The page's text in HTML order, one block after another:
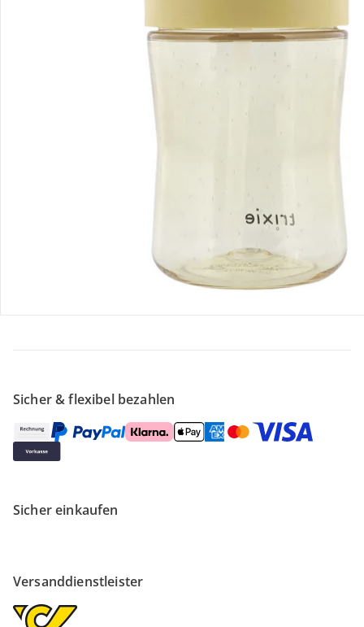
Bestellung & Lieferung
Retoure & Reklamation
Filialen & Beratung
Sicher & flexibel bezahlen
Sicher einkaufen
Versanddienstleister